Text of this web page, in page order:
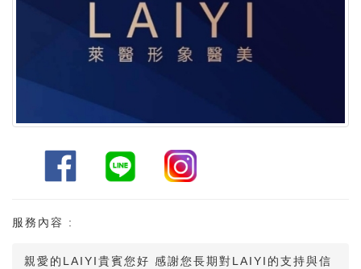
服務內容 :
親愛的LAIYI貴賓您好 感謝您長期對LAIYI的支持與信